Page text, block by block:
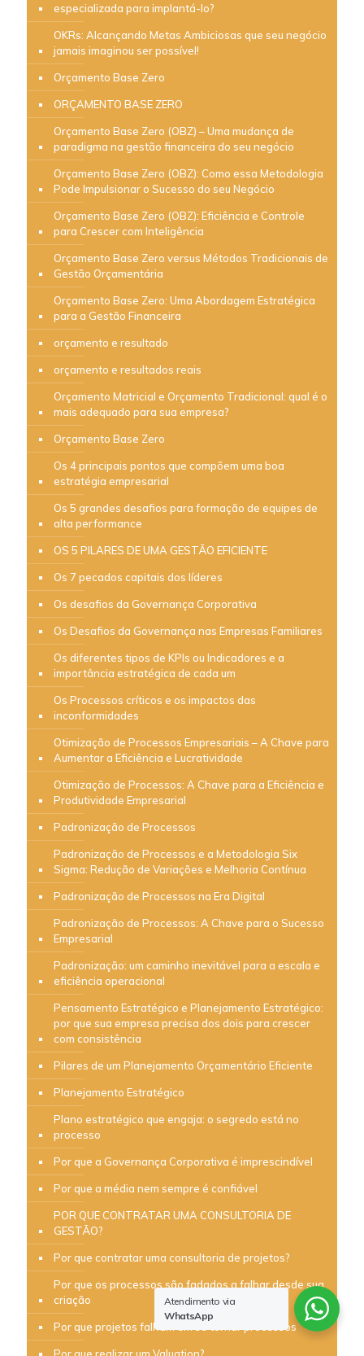
especializada para implantá-lo?
OKRs: Alcançando Metas Ambiciosas que seu negócio
jamais imaginou ser possível!
Orçamento Base Zero
ORÇAMENTO BASE ZERO
Orçamento Base Zero (OBZ) – Uma mudança de
paradigma na gestão financeira do seu negócio
Orçamento Base Zero (OBZ): Como essa Metodologia
Pode Impulsionar o Sucesso do seu Negócio
Orçamento Base Zero (OBZ): Eficiência e Controle
para Crescer com Inteligência
Orçamento Base Zero versus Métodos Tradicionais de
Gestão Orçamentária
Orçamento Base Zero: Uma Abordagem Estratégica
para a Gestão Financeira
orçamento e resultado
orçamento e resultados reais
Orçamento Matricial e Orçamento Tradicional: qual é o
mais adequado para sua empresa?
Orçamento Base Zero
Os 4 principais pontos que compõem uma boa
estratégia empresarial
Os 5 grandes desafios para formação de equipes de
alta performance
OS 5 PILARES DE UMA GESTÃO EFICIENTE
Os 7 pecados capitais dos líderes
Os desafios da Governança Corporativa
Os Desafios da Governança nas Empresas Familiares
Os diferentes tipos de KPIs ou Indicadores e a
importância estratégica de cada um
Os Processos críticos e os impactos das
inconformidades
Otimização de Processos Empresariais – A Chave para
Aumentar a Eficiência e Lucratividade
Otimização de Processos: A Chave para a Eficiência e
Produtividade Empresarial
Padronização de Processos
Padronização de Processos e a Metodologia Six
Sigma: Redução de Variações e Melhoria Contínua
Padronização de Processos na Era Digital
Padronização de Processos: A Chave para o Sucesso
Empresarial
Padronização: um caminho inevitável para a escala e
eficiência operacional
Pensamento Estratégico e Planejamento Estratégico:
por que sua empresa precisa dos dois para crescer
com consistência
Pilares de um Planejamento Orçamentário Eficiente
Planejamento Estratégico
Plano estratégico que engaja: o segredo está no
processo
Por que a Governança Corporativa é imprescindível
Por que a média nem sempre é confiável
POR QUE CONTRATAR UMA CONSULTORIA DE
GESTÃO?
Por que contratar uma consultoria de projetos?
Por que os processos são fadados a falhar desde sua
criação
Por que projetos falham em se tornar processos
Por que realizar um Valuation?
Atendimento via
WhatsApp